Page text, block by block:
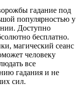
гадание под
популярностью у
Доступно
бесплатно.
магический сеанс
человеку
все
гадания и не
сил.